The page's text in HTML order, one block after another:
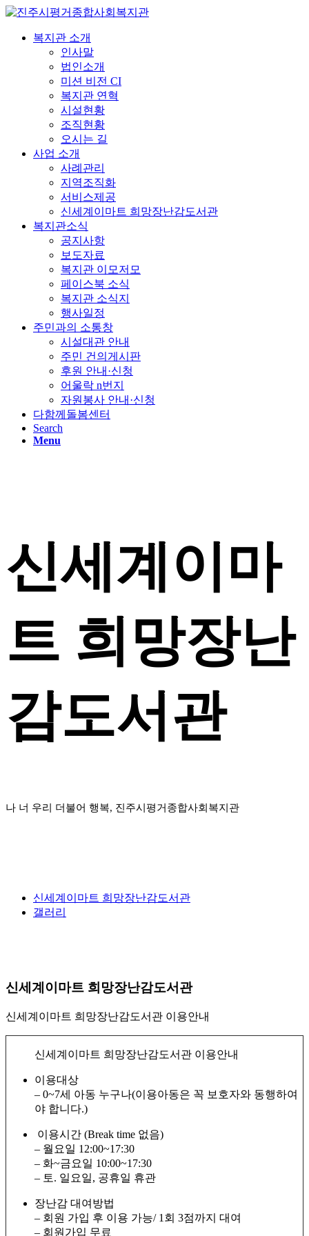
복지관 소개
인사말
법인소개
미션 비전 CI
복지관 연혁
시설현황
조직현황
오시는 길
사업 소개
사례관리
지역조직화
서비스제공
신세계이마트 희망장난감도서관
복지관소식
공지사항
보도자료
복지관 이모저모
페이스북 소식
복지관 소식지
행사일정
주민과의 소통창
시설대관 안내
주민 건의게시판
후원 안내·신청
어울락 n번지
자원봉사 안내·신청
다함께돌봄센터
Search
Menu
신세계이마
트 희망장난
감도서관
나 너 우리 더불어 행복, 진주시평거종합사회복지관
신세계이마트 희망장난감도서관
갤러리
신세계이마트 희망장난감도서관
신세계이마트 희망장난감도서관 이용안내
신세계이마트 희망장난감도서관 이용안내
이용대상
– 0~7세 아동 누구나(이용아동은 꼭 보호자와 동행하여
야 합니다.)
이용시간 (Break time 없음)
– 월요일 12:00~17:30
– 화~금요일 10:00~17:30
– 토. 일요일, 공휴일 휴관
장난감 대여방법
– 회원 가입 후 이용 가능/ 1회 3점까지 대여
– 회원가입 무료